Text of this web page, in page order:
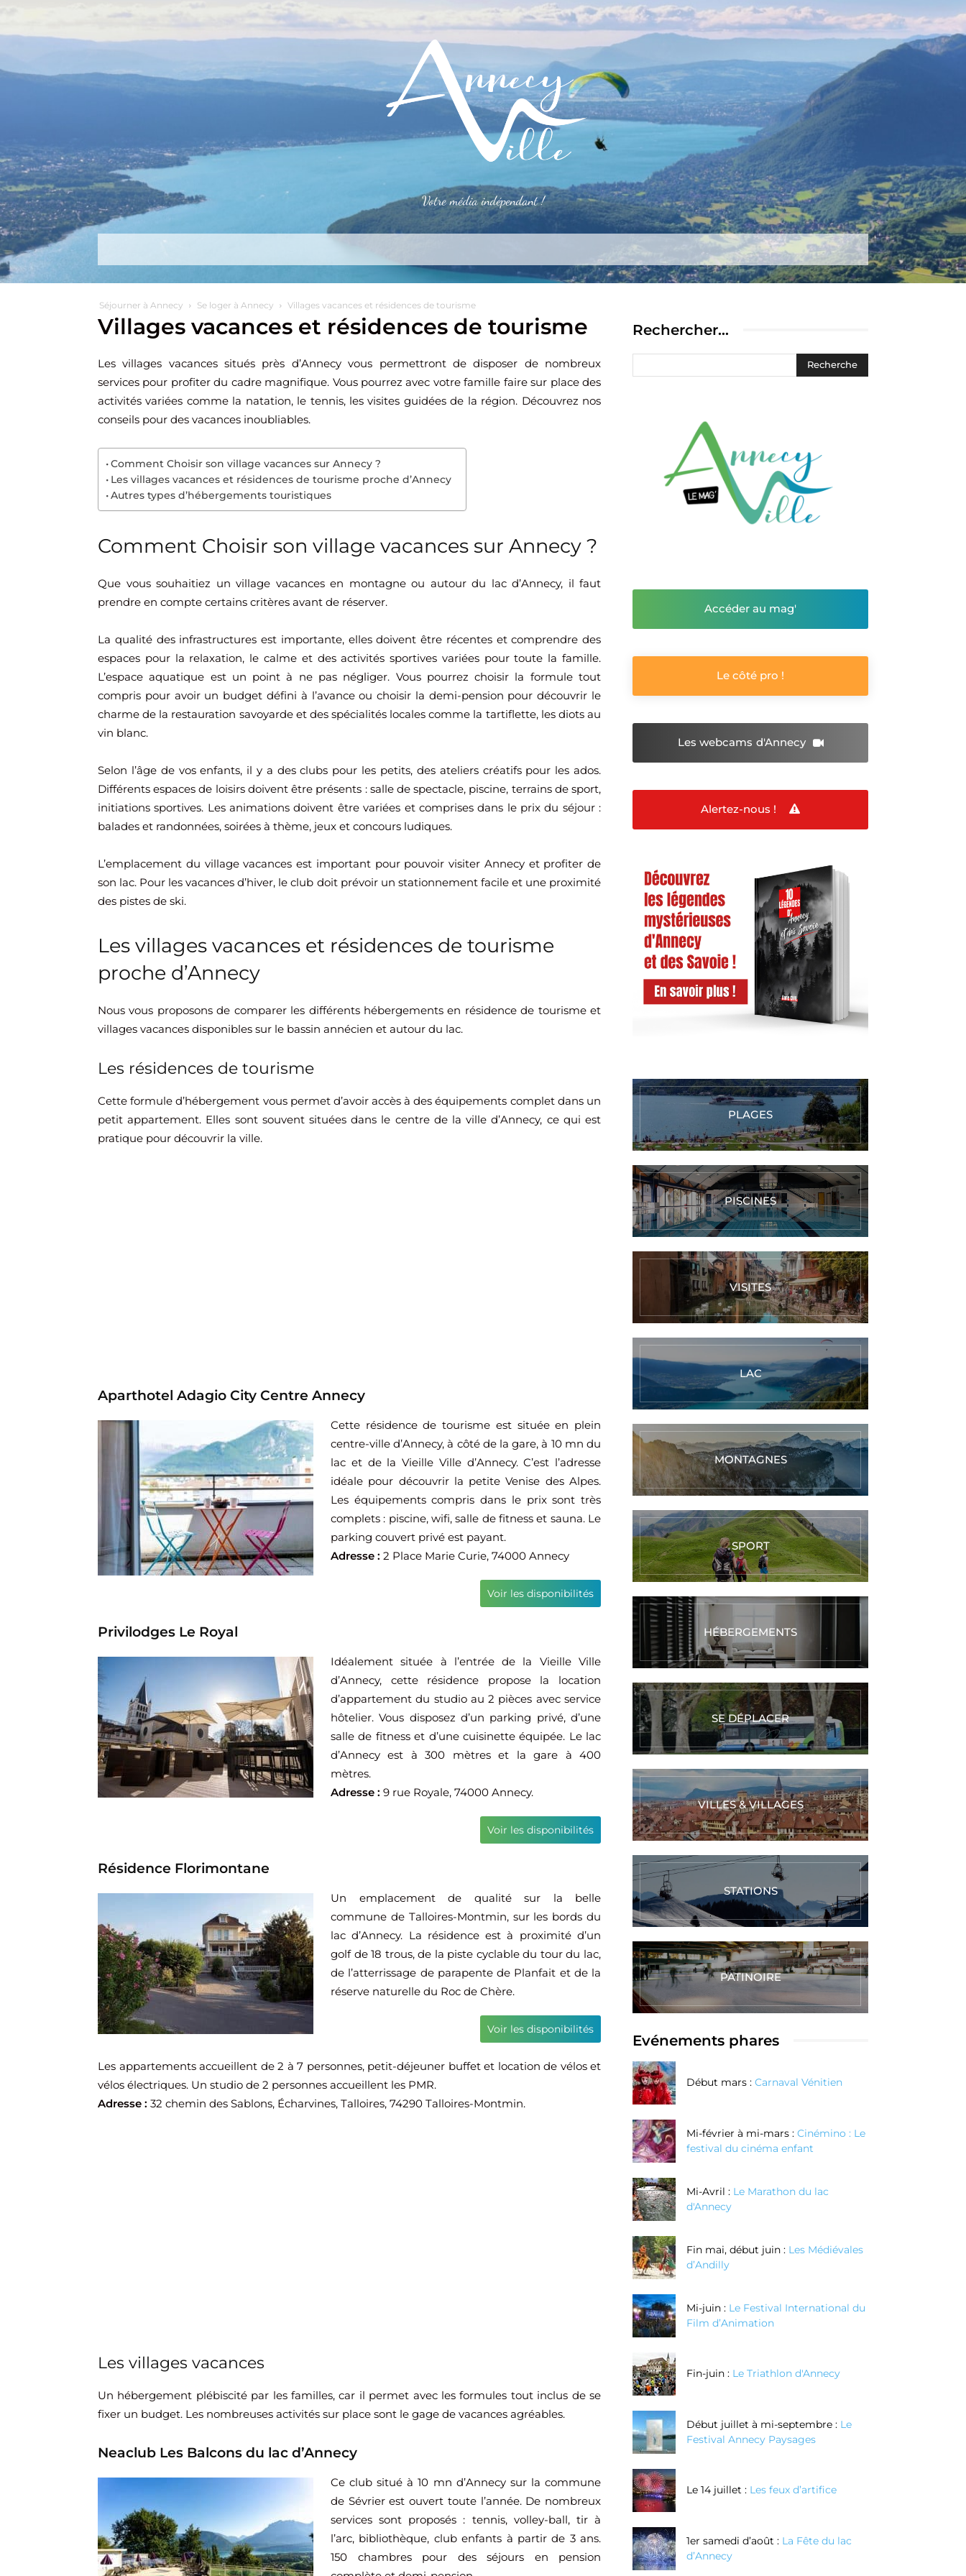
Votre média indépendant !
Alertez-nous Plus
Séjourner à Annecy Se loger à Annecy Villages vacances et résidences de tourisme
Villages vacances et résidences de tourisme
Les villages vacances situés près d’Annecy vous permettront de disposer de nombreux
services pour profiter du cadre magnifique. Vous pourrez avec votre famille faire sur place des
activités variées comme la natation, le tennis, les visites guidées de la région. Découvrez nos
conseils pour des vacances inoubliables.
Comment Choisir son village vacances sur Annecy ?
Les villages vacances et résidences de tourisme proche d’Annecy
Autres types d’hébergements touristiques
Comment Choisir son village vacances sur Annecy ?
Que vous souhaitiez un village vacances en montagne ou autour du lac d’Annecy, il faut
prendre en compte certains critères avant de réserver.
La qualité des infrastructures est importante, elles doivent être récentes et comprendre des
espaces pour la relaxation, le calme et des activités sportives variées pour toute la famille.
L’espace aquatique est un point à ne pas négliger. Vous pourrez choisir la formule tout
compris pour avoir un budget défini à l’avance ou choisir la demi-pension pour découvrir le
charme de la restauration savoyarde et des spécialités locales comme la tartiflette, les diots au
vin blanc.
Selon l’âge de vos enfants, il y a des clubs pour les petits, des ateliers créatifs pour les ados.
Différents espaces de loisirs doivent être présents : salle de spectacle, piscine, terrains de sport,
initiations sportives. Les animations doivent être variées et comprises dans le prix du séjour :
balades et randonnées, soirées à thème, jeux et concours ludiques.
L’emplacement du village vacances est important pour pouvoir visiter Annecy et profiter de
son lac. Pour les vacances d’hiver, le club doit prévoir un stationnement facile et une proximité
des pistes de ski.
Les villages vacances et résidences de tourisme
proche d’Annecy
Nous vous proposons de comparer les différents hébergements en résidence de tourisme et
villages vacances disponibles sur le bassin annécien et autour du lac.
Les résidences de tourisme
Cette formule d’hébergement vous permet d’avoir accès à des équipements complet dans un
petit appartement. Elles sont souvent situées dans le centre de la ville d’Annecy, ce qui est
pratique pour découvrir la ville.
Aparthotel Adagio City Centre Annecy
Cette résidence de tourisme est située en plein
centre-ville d’Annecy, à côté de la gare, à 10 mn du
lac et de la Vieille Ville d’Annecy. C’est l’adresse
idéale pour découvrir la petite Venise des Alpes.
Les équipements compris dans le prix sont très
complets : piscine, wifi, salle de fitness et sauna. Le
parking couvert privé est payant.
Adresse : 2 Place Marie Curie, 74000 Annecy
Voir les disponibilités
Privilodges Le Royal
Idéalement située à l’entrée de la Vieille Ville
d’Annecy, cette résidence propose la location
d’appartement du studio au 2 pièces avec service
hôtelier. Vous disposez d’un parking privé, d’une
salle de fitness et d’une cuisinette équipée. Le lac
d’Annecy est à 300 mètres et la gare à 400
mètres.
Adresse : 9 rue Royale, 74000 Annecy.
Voir les disponibilités
Résidence Florimontane
Un emplacement de qualité sur la belle
commune de Talloires-Montmin, sur les bords du
lac d’Annecy. La résidence est à proximité d’un
golf de 18 trous, de la piste cyclable du tour du lac,
de l’atterrissage de parapente de Planfait et de la
réserve naturelle du Roc de Chère.
Voir les disponibilités
Les appartements accueillent de 2 à 7 personnes, petit-déjeuner buffet et location de vélos et
vélos électriques. Un studio de 2 personnes accueillent les PMR.
Adresse : 32 chemin des Sablons, Écharvines, Talloires, 74290 Talloires-Montmin.
Les villages vacances
Un hébergement plébiscité par les familles, car il permet avec les formules tout inclus de se
fixer un budget. Les nombreuses activités sur place sont le gage de vacances agréables.
Neaclub Les Balcons du lac d’Annecy
Ce club situé à 10 mn d’Annecy sur la commune
de Sévrierest ouvert toute l’année. De nombreux
services sont proposés : tennis, volley-ball, tir à
l’arc, bibliothèque, club enfants à partir de 3 ans.
150 chambres pour des séjours en pension
Rechercher…
Accéder au mag'
Le côté pro !
Les webcams d'Annecy
Alertez-nous !
PLAGES
PISCINES
VISITES
LAC
MONTAGNES
SPORT
HÉBERGEMENTS
SE DÉPLACER
VILLES & VILLAGES
STATIONS
PATINOIRE
Evénements phares
Début mars : Carnaval Vénitien
Mi-février à mi-mars : Cinémino : Le
festival du cinéma enfant
Mi-Avril : Le Marathon du lac
d'Annecy
Fin mai, début juin : Les Médiévales
d’Andilly
Mi-juin : Le Festival International du
Film d’Animation
Fin-juin : Le Triathlon d'Annecy
Début juillet à mi-septembre : Le
Festival Annecy Paysages
Le 14 juillet : Les feux d’artifice
1er samedi d’août : La Fête du lac
d’Annecy